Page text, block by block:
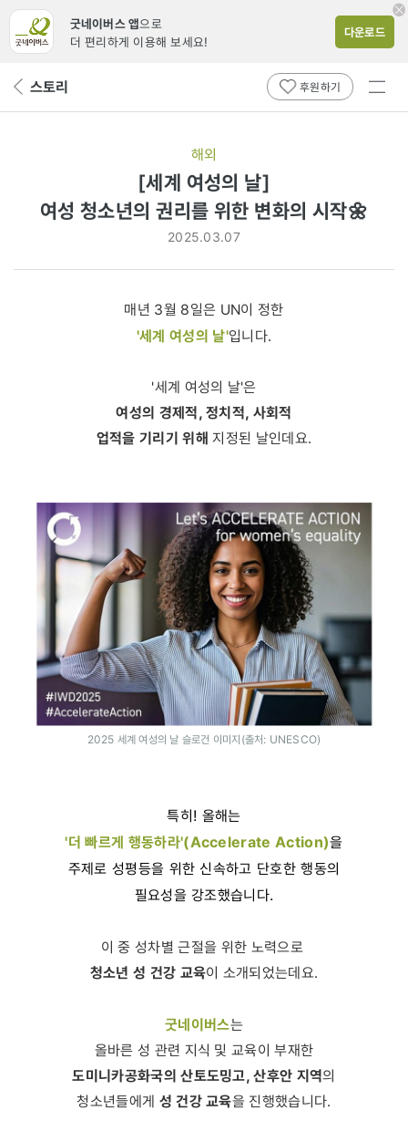
굿네이버스 앱으로
더 편리하게 이용해 보세요!
다운로드
뒤 스토리 후원하기
전체
해외
여성
권리를
[세계 여성의 날]
여성 청소년의 권리를 위한 변화의 시작🌼
2025.03.07
매년 3월 8일은 UN이 정한
'세계 여성의 날'입니다.
'세계 여성의 날'은
여성의 경제적, 정치적, 사회적
업적을 기리기 위해 지정된 날인데요.
2025 세계 여성의 날 슬로건 이미지(출처: UNESCO)
특히! 올해는
'더 빠르게 행동하라'(Accelerate Action)을
주제로 성평등을 위한 신속하고 단호한 행동의
필요성을 강조했습니다.
이 중 성차별 근절을 위한 노력으로
청소년 성 건강 교육이 소개되었는데요.
굿네이버스는
올바른 성 관련 지식 및 교육이 부재한
도미니카공화국의 산토도밍고, 산후안 지역의
청소년들에게 성 건강 교육을 진행했습니다.